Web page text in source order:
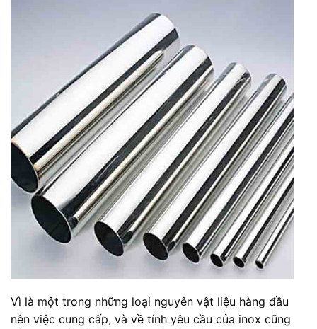
Vì là một trong những loại nguyên vật liệu hàng đầu
nên việc cung cấp, và về tính yêu cầu của inox cũng